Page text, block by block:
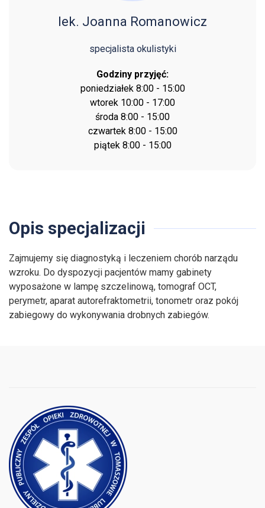
lek. Joanna Romanowicz
specjalista okulistyki
Godziny przyjęć:
poniedziałek 8:00 - 15:00
wtorek 10:00 - 17:00
środa 8:00 - 15:00
czwartek 8:00 - 15:00
piątek 8:00 - 15:00
Opis specjalizacji
Zajmujemy się diagnostyką i leczeniem chorób narządu
wzroku. Do dyspozycji pacjentów mamy gabinety
wyposażone w lampę szczelinową, tomograf OCT,
perymetr, aparat autorefraktometrii, tonometr oraz pokój
zabiegowy do wykonywania drobnych zabiegów.